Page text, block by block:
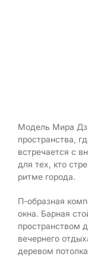
Модель Мира
пространства,
встречается с
для тех, кто
ритме города.
П-образная
окна. Барная
пространством
вечернего
деревом